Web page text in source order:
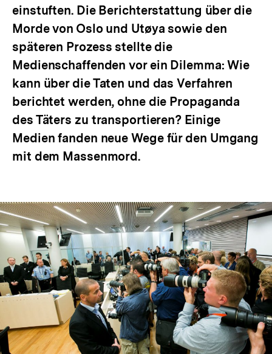
einstuften. Die Berichterstattung über die
Morde von Oslo und Utøya sowie den
späteren Prozess stellte die
Medienschaffenden vor ein Dilemma: Wie
kann über die Taten und das Verfahren
berichtet werden, ohne die Propaganda
des Täters zu transportieren? Einige
Medien fanden neue Wege für den Umgang
mit dem Massenmord.